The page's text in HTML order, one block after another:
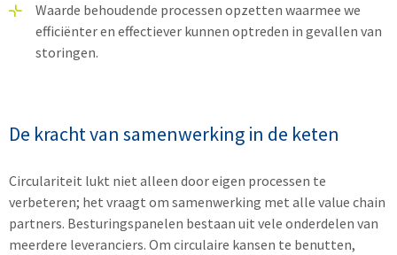
Waarde behoudende processen opzetten waarmee we
efficiënter en effectiever kunnen optreden in gevallen van
storingen.
De kracht van samenwerking in de keten
Circulariteit lukt niet alleen door eigen processen te
verbeteren; het vraagt om samenwerking met alle value chain
partners. Besturingspanelen bestaan uit vele onderdelen van
meerdere leveranciers. Om circulaire kansen te benutten,